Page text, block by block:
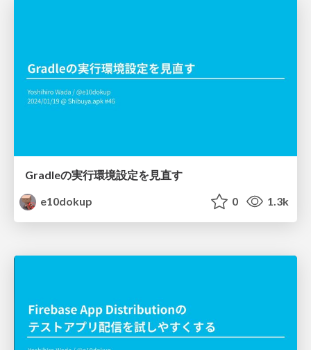
Gradleの実行環境設定を見直す
e10dokup
0 1.3k